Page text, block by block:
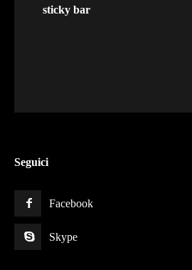
sticky bar
Seguici
Facebook
Skype